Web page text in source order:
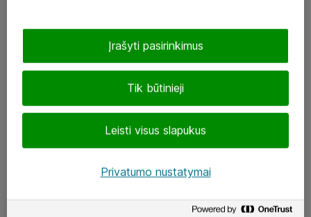
J. Rutkausko g. 6, Vilnius
Atea kontaktai
Aplankykite mus
Tik būtinieji
Leisti visus slapukus
Įrašyti pasirinkimus
Privatumo nustatymai